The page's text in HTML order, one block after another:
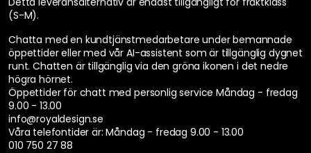
(S-M).
Chatta med en kundtjänstmedarbetare under bemannade
öppettider eller med vår AI-assistent som är tillgänglig dygnet
runt. Chatten är tillgänglig via den gröna ikonen i det nedre
högra hörnet.
Öppettider för chatt med personlig service Måndag - fredag
9.00 - 13.00
info@royaldesign.se
Våra telefontider är: Måndag - fredag 9.00 - 13.00
010 750 27 88